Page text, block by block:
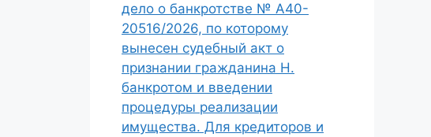
дело о банкротстве № А40-
20516/2026, по которому
вынесен судебный акт о
признании гражданина Н.
банкротом и введении
процедуры реализации
имущества. Для кредиторов и